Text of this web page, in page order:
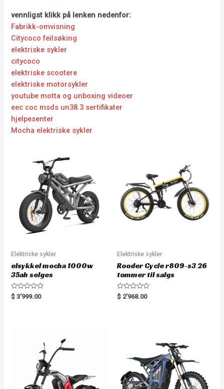
vennligst klikk på lenken nedenfor:
Fabrikk-omvisning
Citycoco feilsøking
elektriske sykler
citycoco
elektriske scootere
elektriske motorsykler
youtube motta og unboxing videoer
eec coc msds un38.3 sertifikater
hjelpesenter
Mocha elektriske sykler
Elektriske sykler
elsykkel mocha 1000w
35ah selges
R
a
$ 3'999.00
Elektriske sykler
Rooder Cycle r809-s3 26
tommer til salgs
R
a
$ 2'968.00